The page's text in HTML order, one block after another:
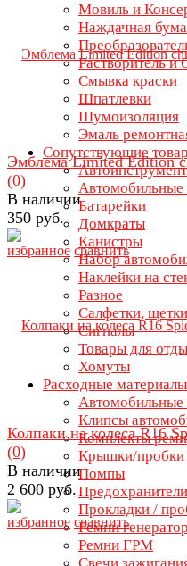
Мовиль и
Наждачная
Растворитель и
Смывка краски
Шпатлевки
Шумоизоляция
Эмаль
Сопутствующие
Автомобильные
Батарейки
Домкраты
Канистры
Набор
Наклейки на
Разное
Салфетки,
Сигналы
Товары для
Хомуты
Расходные материалы
Клипсы
Комплекты
Крышки/пробки
Помпы
Предохранители
Прокладки /
Ремни
Ремни ГРМ
избранное сравнить
Эмблема Limited Edition
(0)
В наличии
350 руб.
избранное сравнить
Колпаки на колеса R16
(0)
В наличии
2 600 руб.